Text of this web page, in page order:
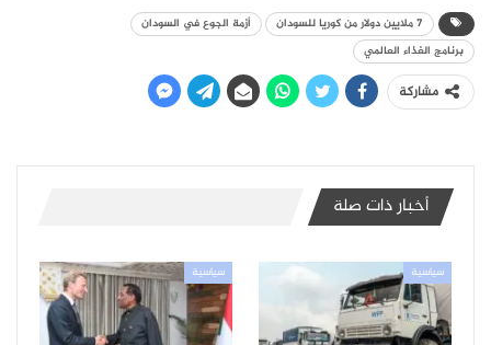
7 ملايين دولار من كوريا للسودان
أزمة الجوع في السودان
برنامج الغذاء العالمي
مشاركة
أخبار ذات صلة
سياسية سياسية